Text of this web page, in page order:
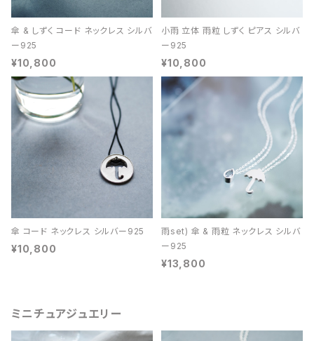
傘 & しずく コード ネックレス シルバ
ー925
¥10,800
小雨 立体 雨粒 しずく ピアス シルバ
ー925
¥10,800
傘 コード ネックレス シルバー925
¥10,800
雨set) 傘 & 雨粒 ネックレス シルバ
ー925
¥13,800
ミニチュアジュエリー